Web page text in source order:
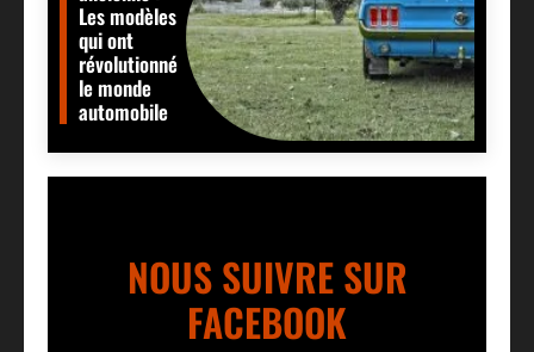
Les modèles
qui ont
révolutionné
le monde
automobile
NOUS SUIVRE SUR
FACEBOOK